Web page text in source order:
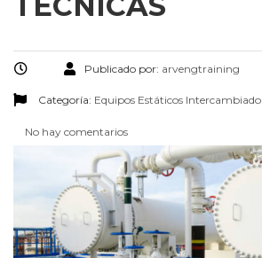
Publicado por: arvengtraining
Categoría: Equipos Estáticos
No hay comentarios